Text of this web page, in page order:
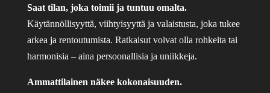
Saat tilan, joka toimii ja tuntuu omalta.
Käytännöllisyyttä, viihtyisyyttä ja valaistusta, joka tukee
arkea ja rentoutumista. Ratkaisut voivat olla rohkeita tai
harmonisia – aina persoonallisia ja uniikkeja.
Ammattilainen näkee kokonaisuuden.